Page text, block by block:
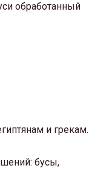
обработанный
и грекам.
бусы,